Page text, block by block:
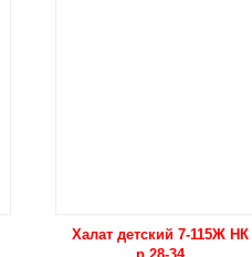
Халат детский 7-115Ж НК